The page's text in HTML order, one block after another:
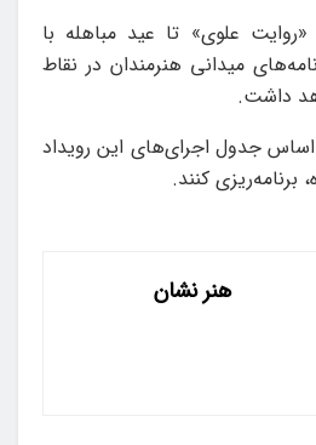
علوی» تا عید مباهله با
میدانی هنرمندان در نقاط
داشت.
اساس جدول اجرای‌های این رویداد
برنامه‌ریزی کنند.
هنر نشان